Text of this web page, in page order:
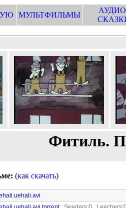
МУЛЬТФИЛЬМЫ
Фитиль.
(как скачать)